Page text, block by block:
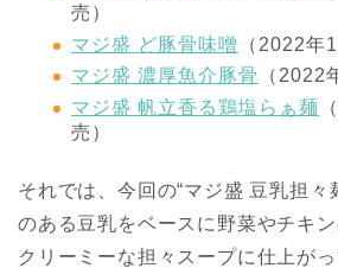
売）
マジ盛 ど豚骨味噌
（2022年
マジ盛 濃厚魚介豚骨
（2022
マジ盛 帆立香る鶏塩らぁ麺
売）
それでは、今回の“マジ盛 豆乳担々
のある豆乳をベースに野菜やチキ
クリーミーな担々スープに仕上が